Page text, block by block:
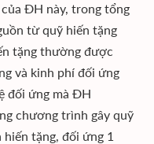
ĐH này, trong tổng
từ quỹ hiến tặng
tặng thường được
và kinh phí đối ứng
đối ứng mà ĐH
chương trình gây quỹ
tặng, đối ứng 1